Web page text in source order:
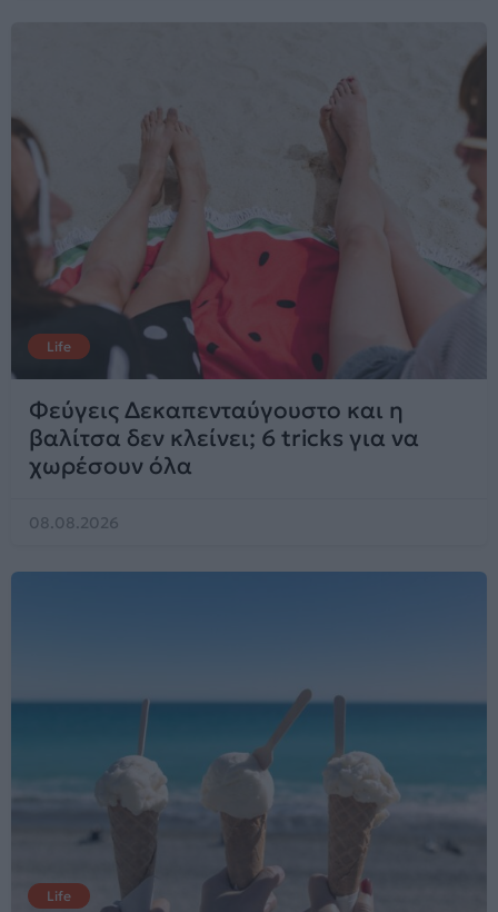
Life
Φεύγεις Δεκαπενταύγουστο και η
βαλίτσα δεν κλείνει; 6 tricks για να
χωρέσουν όλα
08.08.2026
Life